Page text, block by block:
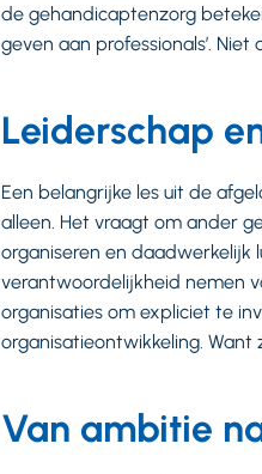
de gehandicaptenzorg
geven aan professionals’.
Leiderschap
Een belangrijke les uit de
alleen. Het vraagt om ander
organiseren en daadwerkelijk
verantwoordelijkheid nemen
organisaties om expliciet te
organisatieontwikkeling.
Van ambitie